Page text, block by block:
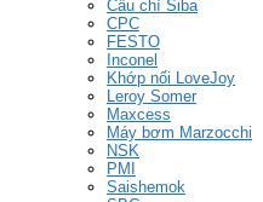
Cầu chì Siba
CPC
FESTO
Inconel
Khớp nối LoveJoy
Leroy Somer
Maxcess
Máy bơm Marzocchi
NSK
PMI
Saishemok